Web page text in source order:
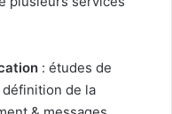
: études de
de la